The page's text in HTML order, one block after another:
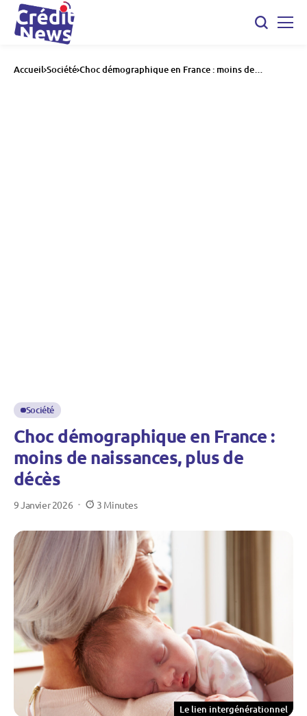
Accueil Société Choc démographique en France : moins de
naissances, plus de décès
Société
Choc démographique en France :
moins de naissances, plus de
décès
9 Janvier 2026 3 Minutes
Le lien intergénérationnel